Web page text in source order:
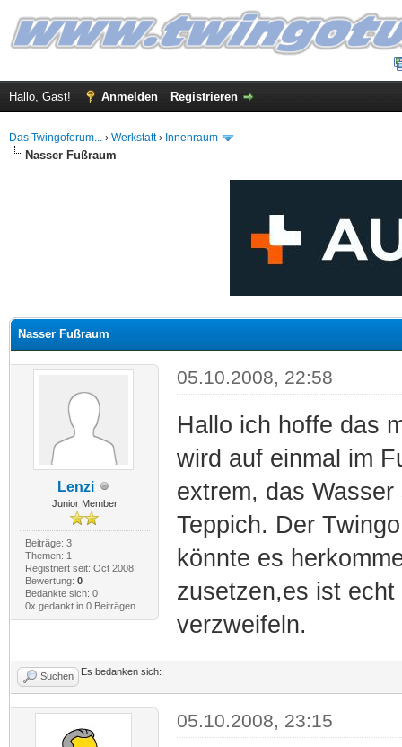
Hallo, Gast! Anmelden Registrieren
Das Twingoforum... › Werkstatt› Innenraum
Nasser Fußraum
Nasser Fußraum
Lenzi
Junior Member
Beiträge: 3
Themen: 1
Registriert seit: Oct 2008
Bewertung: 0
Bedankte sich: 0
0x gedankt in 0 Beiträgen
05.10.2008, 22:58
Hallo ich hoffe das
wird auf einmal im
extrem, das
Teppich. Der
könnte es
zusetzen,es ist
verzweifeln.
Suchen Es bedanken sich:
05.10.2008, 23:15